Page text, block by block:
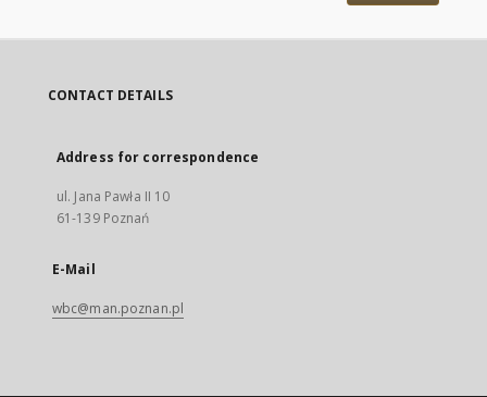
CONTACT DETAILS
Address for correspondence
ul. Jana Pawła II 10
61-139 Poznań
E-Mail
wbc@man.poznan.pl